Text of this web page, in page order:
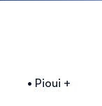
• Pioui +